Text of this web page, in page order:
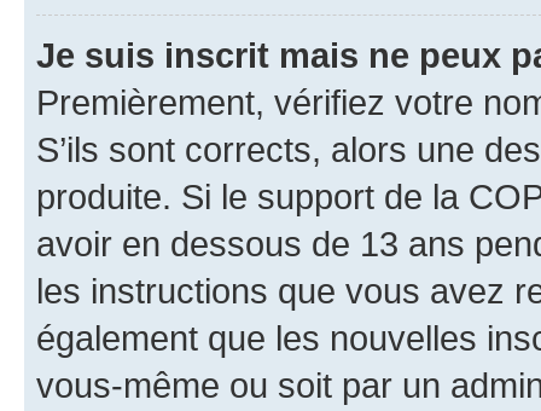
Je suis inscrit mais ne peux
Premièrement, vérifiez votre
S’ils sont corrects, alors une
produite. Si le support de la
avoir en dessous de 13 ans
les instructions que vous avez
également que les nouvelles
vous-même ou soit par un